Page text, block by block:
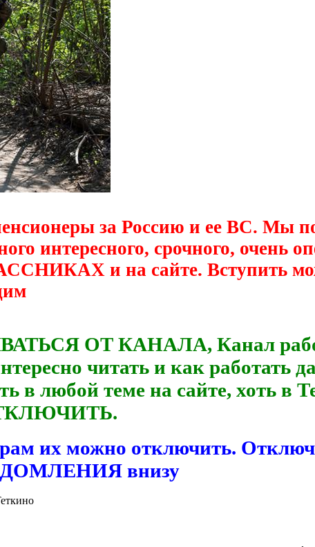
за Россию и ее ВС. Мы
интересного, срочного, очень
и на сайте. Вступить
ОТ КАНАЛА, Канал
читать и как работать
в любой теме на сайте, хоть в
их можно отключить.
внизу